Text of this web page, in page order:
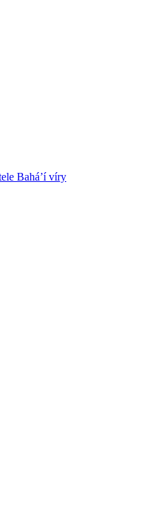
Bahá’í víry